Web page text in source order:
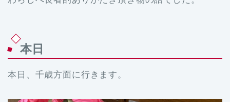
本日
本日、千歳方面に行きます。